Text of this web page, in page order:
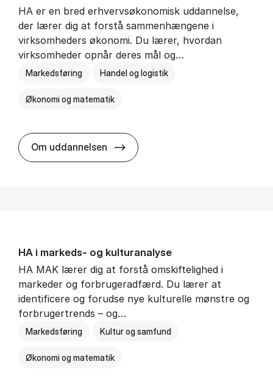
HA er en bred erhvervsøkonomisk uddannelse,
der lærer dig at forstå sammenhængene i
virksomheders økonomi. Du lærer, hvordan
virksomheder opnår deres mål og…
Markedsføring Handel og logistik
Økonomi og matematik
Om uddannelsen HA al­men erhvervs­økonomi
HA i mar­keds- og kul­tu­r­a­na­ly­se
HA MAK lærer dig at forstå omskiftelighed i
markeder og forbrugeradfærd. Du lærer at
identificere og forudse nye kulturelle mønstre og
forbrugertrends – og…
Markedsføring Kultur og samfund
Økonomi og matematik